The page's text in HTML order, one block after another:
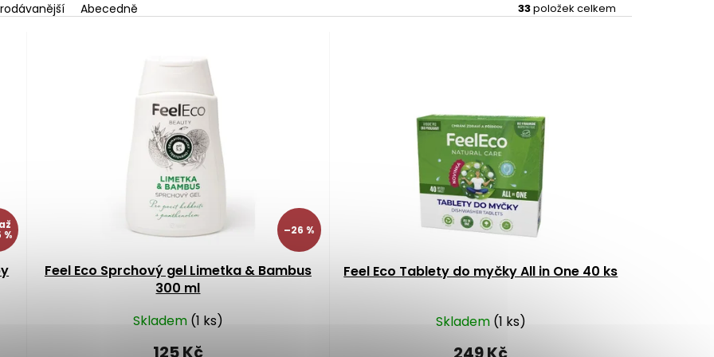
Abecedně 33položek celkem
až
% –26 %
Feel Eco Sprchový gel Limetka & Bambus
300 ml
Skladem (1 ks)
125 Kč
Feel Eco Tablety do myčky All in One 40 ks
Skladem (1 ks)